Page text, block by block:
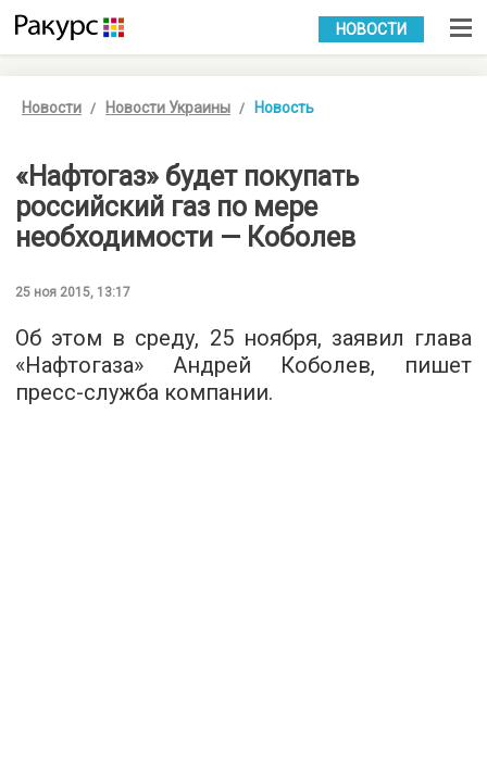
УКР РУС
НОВОСТИ
Новости Новости Украины Новость
«Нафтогаз» будет покупать
российский газ по мере
необходимости — Коболев
25 ноя 2015, 13:17
Об этом в среду, 25 ноября, заявил глава
«Нафтогаза» Андрей Коболев, пишет
пресс-служба компании.